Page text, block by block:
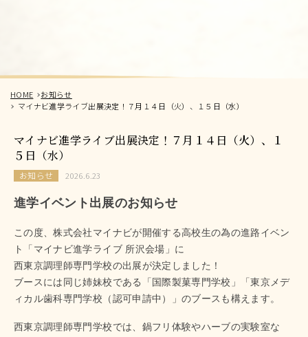
HOME
お知らせ
マイナビ進学ライブ出展決定！７月１４日（火）、１５日（水）
マイナビ進学ライブ出展決定！７月１４日（火）、１
５日（水）
お知らせ 2026.6.23
進学イベント出展のお知らせ
この度、株式会社マイナビが開催する高校生の為の進路イベン
ト「マイナビ進学ライブ 所沢会場」に
西東京調理師専門学校の出展が決定しました！
ブースには同じ姉妹校である「国際製菓専門学校」「東京メデ
ィカル歯科専門学校（認可申請中）」のブースも構えます。
西東京調理師専門学校では、鍋フリ体験やハーブの実験室な